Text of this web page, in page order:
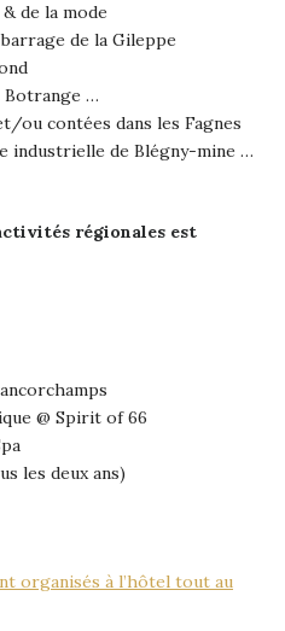
de la mode
de la Gileppe
Botrange …
ou contées dans les Fagnes
industrielle de Blégny-mine …
régionales est
@ Spirit of 66
les deux ans)
organisés à l’hôtel tout au